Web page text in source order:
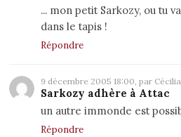
... mon petit Sarkozy, ou tu
dans le tapis !
Répondre
9 décembre 2005 18:00, par Cécilia
Sarkozy adhère à Attac
un autre immonde est
Répondre